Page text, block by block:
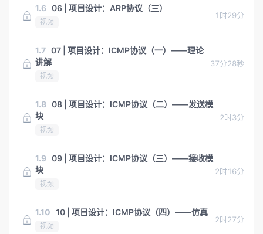
1.6 06 | 项目设计：ARP协议（三）
视频
1时29分
1.7 07 | 项目设计：ICMP协议（一）——理论
讲解
视频
37分28秒
1.8 08 | 项目设计：ICMP协议（二）——发送模
块
视频
2时3分
1.9 09 | 项目设计：ICMP协议（三）——接收模
块
视频
2时16分
1.10 10 | 项目设计：ICMP协议（四）——仿真
视频
2时27分